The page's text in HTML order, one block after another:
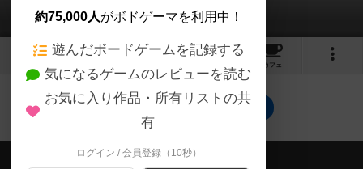
1 2
カフェ
マインドスペースのトップに戻る
会員の新しい投稿
約75,000人がボドゲーマを利用中！
遊んだボードゲームを記録する
気になるゲームのレビューを読む
お気に入り作品・所有リストの共
有
ログイン / 会員登録（10秒）